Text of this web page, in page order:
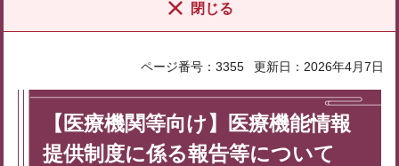
閉じる
ページ番号：3355 更新日：2026年4月7日
【医療機関等向け】医療機能情報
提供制度に係る報告等について